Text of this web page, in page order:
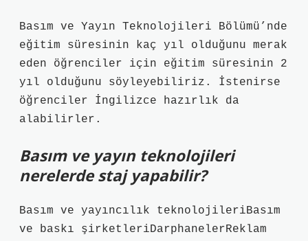
Basım ve Yayın Teknolojileri Bölümü’nde
eğitim süresinin kaç yıl olduğunu merak
eden öğrenciler için eğitim süresinin 2
yıl olduğunu söyleyebiliriz. İstenirse
öğrenciler İngilizce hazırlık da
alabilirler.
Basım ve yayın teknolojileri
nerelerde staj yapabilir?
Basım ve yayıncılık teknolojileriBasım
ve baskı şirketleriDarphanelerReklam